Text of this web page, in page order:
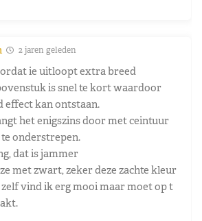
2 jaren geleden
ie uitloopt extra breed
is snel te kort waardoor
effect kan ontstaan.
het enigszins door met ceintuur
onderstrepen.
dat is jammer
met zwart, zeker deze zachte kleur
vind ik erg mooi maar moet op t